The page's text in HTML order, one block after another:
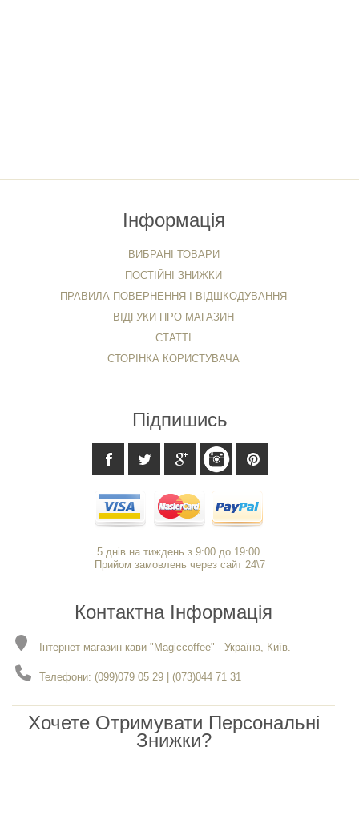
Інформація
ВИБРАНІ ТОВАРИ
ПОСТІЙНІ ЗНИЖКИ
ПРАВИЛА ПОВЕРНЕННЯ І ВІДШКОДУВАННЯ
ВІДГУКИ ПРО МАГАЗИН
СТАТТІ
СТОРІНКА КОРИСТУВАЧА
Підпишись
5 днів на тиждень з 9:00 до 19:00.
Прийом замовлень через сайт 24\7
Контактна Інформація
Інтернет магазин кави "Magiccoffee" - Україна, Київ.
Телефони: (099)079 05 29 | (073)044 71 31
Хочете Отримувати Персональні
Знижки?